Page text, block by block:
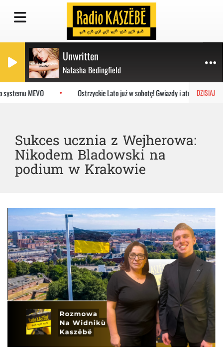
Unwritten
Natasha Bedingfield
DZISIAJ
MEVO Ostrzyckie Lato już w sobotę! Gwiazdy i atrakcje dla
Sukces ucznia z Wejherowa:
Nikodem Bladowski na
podium w Krakowie